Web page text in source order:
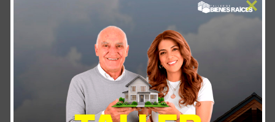
Que Warren Buffet , uno de los cinco
hombres más ricos del mundo, diga que
si tuviera más tiempo invertiría más en
bienes raíces, específicamente en casas
o apartamentos para arrendar, ¡es un
buen dato! Y para profundizar un poco